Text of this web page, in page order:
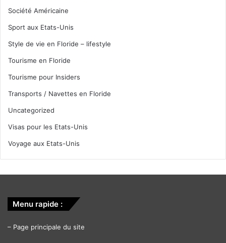
Société Américaine
Sport aux Etats-Unis
Style de vie en Floride – lifestyle
Tourisme en Floride
Tourisme pour Insiders
Transports / Navettes en Floride
Uncategorized
Visas pour les Etats-Unis
Voyage aux Etats-Unis
Menu rapide :
– Page principale du site